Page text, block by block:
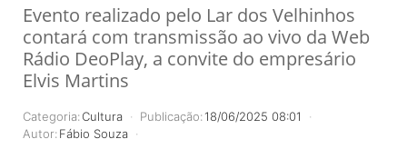
Evento realizado pelo Lar dos Velhinhos
contará com transmissão ao vivo da Web
Rádio DeoPlay, a convite do empresário
Elvis Martins
Categoria:Cultura Publicação:18/06/2025 08:01
Autor: Fábio Souza